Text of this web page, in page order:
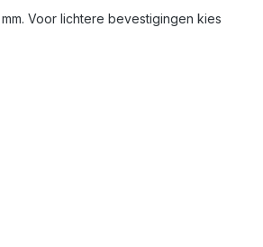
Voor lichtere bevestigingen kies